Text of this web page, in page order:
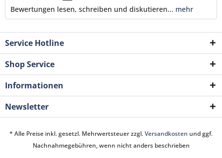
Bewertungen lesen, schreiben und diskutieren... mehr
Service Hotline
Shop Service
Informationen
Newsletter
* Alle Preise inkl. gesetzl. Mehrwertsteuer zzgl.Versandkosten und ggf.
Nachnahmegebühren, wenn nicht anders beschrieben